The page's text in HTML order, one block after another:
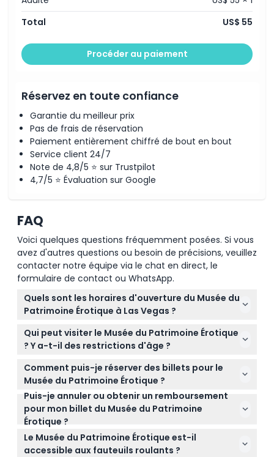
Emplacement
Politique d'annulation
Total
US$ 55
Procéder au paiement
Réservez en toute confiance
Garantie du meilleur prix
Pas de frais de réservation
Paiement entièrement chiffré de bout en bout
Service client 24/7
Note de 4,8/5 ⭐ sur Trustpilot
4,7/5 ⭐ Évaluation sur Google
FAQ
Voici quelques questions fréquemment posées. Si vous
avez d'autres questions ou besoin de précisions, veuillez
contacter notre équipe via le chat en direct, le
formulaire de contact ou WhatsApp.
Quels sont les horaires d'ouverture du Musée du
Patrimoine Érotique à Las Vegas ?
Le Musée du Patrimoine Érotique est ouvert du lundi
au jeudi de 11h00 à 19h00, et du vendredi au
dimanche de 11h00 à 22h00, avec la dernière entrée
une heure avant la fermeture (sous réserve de
modifications — veuillez confirmer au moment de
la réservation).
Qui peut visiter le Musée du Patrimoine Érotique
? Y a-t-il des restrictions d'âge ?
Les visiteurs doivent avoir 18 ans ou plus avec une
pièce d'identité valide pour entrer au Musée du
Patrimoine Érotique, car il est strictement réservé
aux adultes.
Comment puis-je réserver des billets pour le
Musée du Patrimoine Érotique ?
Vous pouvez facilement réserver vos billets en ligne
ici même sur ce site en sélectionnant la date et
l'heure souhaitées lors du processus de réservation.
Puis-je annuler ou obtenir un remboursement
pour mon billet du Musée du Patrimoine
Érotique ?
Les billets pour le Musée du Patrimoine Érotique ne
sont ni remboursables ni annulables, veuillez donc
Le Musée du Patrimoine Érotique est-il
accessible aux fauteuils roulants ?